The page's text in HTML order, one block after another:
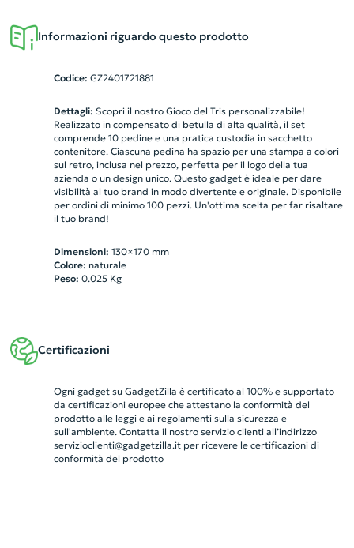
Informazioni riguardo questo prodotto
Codice: GZ2401721881
Dettagli: Scopri il nostro Gioco del Tris personalizzabile!
Realizzato in compensato di betulla di alta qualità, il set
comprende 10 pedine e una pratica custodia in sacchetto
contenitore. Ciascuna pedina ha spazio per una stampa a colori
sul retro, inclusa nel prezzo, perfetta per il logo della tua
azienda o un design unico. Questo gadget è ideale per dare
visibilità al tuo brand in modo divertente e originale. Disponibile
per ordini di minimo 100 pezzi. Un'ottima scelta per far risaltare
il tuo brand!
Dimensioni: 130×170 mm
Colore: naturale
Peso: 0.025Kg
Certificazioni
Ogni gadget su GadgetZilla è certificato al 100% e supportato
da certificazioni europee che attestano la conformità del
prodotto alle leggi e ai regolamenti sulla sicurezza e
sull'ambiente. Contatta il nostro servizio clienti all’indirizzo
servizioclienti@gadgetzilla.itper ricevere le certificazioni di
conformità del prodotto